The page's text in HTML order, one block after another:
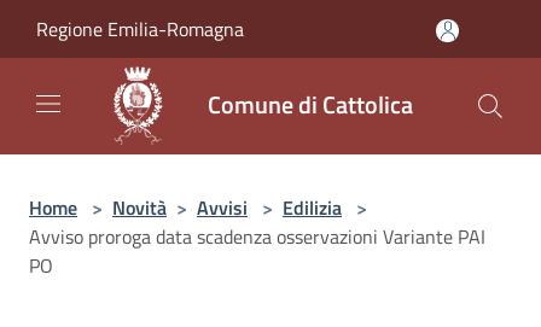
Regione Emilia-Romagna
Comune di Cattolica
Home > Novità > Avvisi > Edilizia >
Avviso proroga data scadenza osservazioni Variante PAI
PO